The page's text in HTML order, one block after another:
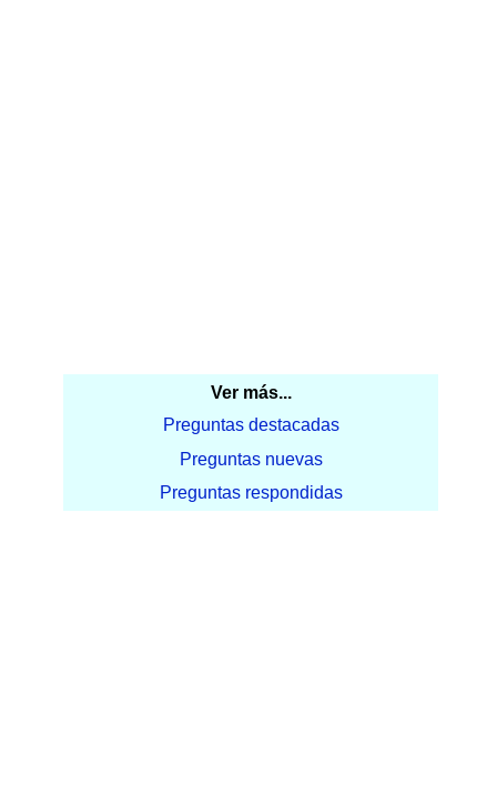
Ver más...
Preguntas destacadas
Preguntas nuevas
Preguntas respondidas